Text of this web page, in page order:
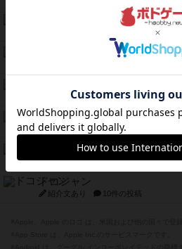
ガルフストライク
エコーズ・オブ・タイム
紹介文あり 12件の投稿
海兵隊
紹介文あり 1件の投稿
Bitter End ブタペスト救出作戦
紹介文なし 1件の投稿
ドコジャン
紹介文あり 10件の投稿